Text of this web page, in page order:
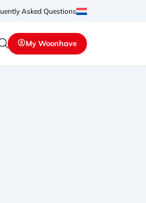
Asked Questions
My Woonhave